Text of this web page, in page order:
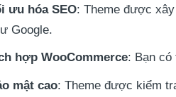
ưu hóa SEO: Theme được
Google.
hợp WooCommerce: Bạn
mật cao: Theme được kiểm